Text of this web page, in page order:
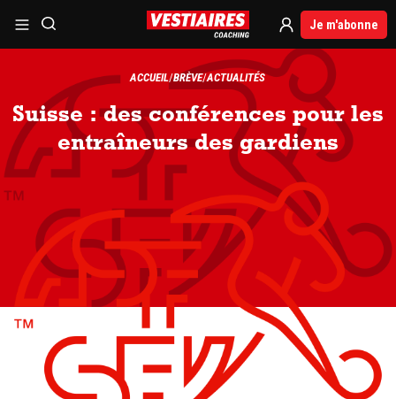
Je m'abonne
ACCUEIL BRÈVE ACTUALITÉS
Suisse : des conférences pour les
entraîneurs des gardiens